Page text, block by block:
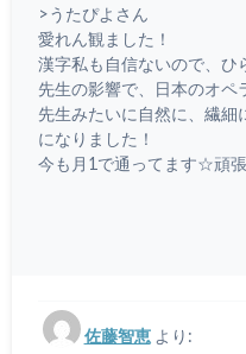
>うたぴよさん
愛れん観ました！
漢字私も自信ないので、ひ
先生の影響で、日本のオペ
先生みたいに自然に、繊細
になりました！
今も月1で通ってます☆頑
佐藤智恵 より: